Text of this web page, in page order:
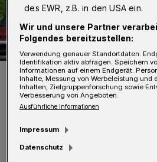
Hier soll der Verkehr künftig auf
Foto: Jörn Koldehoff
des EWR, z.B. in den USA ein.
Wir und unsere Partner
Folgendes bereitzustellen:
Verwendung genauer Standortdaten.
Identifikation aktiv abfragen. Speichern
Informationen auf einem Endgerät.
Inhalte, Messung von Werbeleistung und
Inhalten, Zielgruppenforschung sowie
Verbesserung von Angeboten.
Ausführliche Informationen
Impressum
Datenschutz